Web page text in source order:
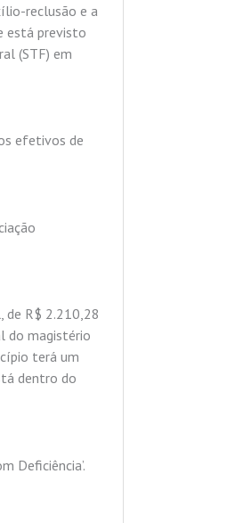
reclusão e a
está previsto
(STF) em
efetivos de
de R$ 2.210,28
do magistério
terá um
dentro do
Deficiência’.